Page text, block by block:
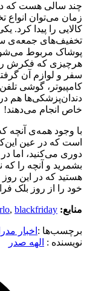
چند سالی هست که در
زمان می‌توان انواع
کالایی را پیدا کرد.
تخفیف‌های جمعه‌‌ی
پوشاک مربوط
هرچیزی که فکرش را
سفر و لوازم آن
کامپیوتر، گوشی
دندان‌پزشکی‌ها هم
خاص انجام می‌دهند!
با وجود همه‌ی آنچه
است که در عین
دوری می‌کنید، اما
بشمرید و آنچه را که
هستید که در این
خود را از روز بلک
منابع: , blackfriday
برچسب‌ها : اخبار مد
نویسنده :‌ الهه صدر